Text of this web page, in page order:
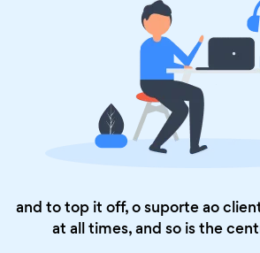
and to top it off, o suporte ao
at all times, and so is the